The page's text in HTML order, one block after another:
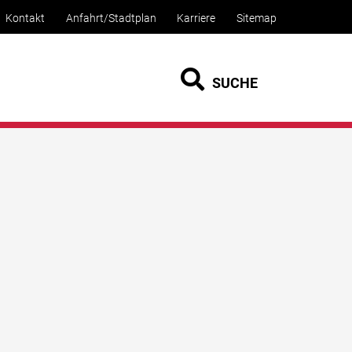
Kontakt Anfahrt/Stadtplan Karriere Sitemap
SUCHE